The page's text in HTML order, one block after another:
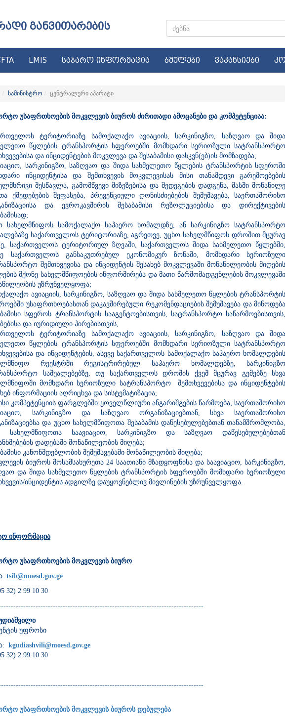
განვითარების
LMIS საჯარო ინფორმაცია ბმულები ვაკანსიები
სამინისტრო ცენტრალური აპარატი
უსაფრთხოების მოკვლევის ბიუროს ძირითადი ამოცანები და კომპეტენციაა:
ტერიტორიაზე სამოქალაქო ავიაციის, სარკინიგზო, საზღვაო და შიდა
წყლების ტრანსპორტის სფეროებში მომხდარი სერიოზული სატრანსპორტო
და ინციდენტების მოკვლევა და შესაბამისი დასკვნ(ებ)ის მომზადება;
სარკინიგზო, საზღვაო და შიდა სახმელეთო წყლების ტრანსპორტის სფეროში
ინციდენტისა და შემთხვევის მოკვლევისას მისი თანამდევი გარემოებების
შესწავლა, გამომწვევი მიზეზებისა და შედეგების დადგენა, მასში მონაწილე
ქმედებების შეფასება, პრევენციული ღონისძიებების შემუშავება, საერთაშორისო
და ევროკავშირის შესაბამისი რეზოლუციებისა და დირექტივების
სახელმწიფოს სამოქალაქო საჰაერო ხომალდზე, ან სარკინიგზო სატრანსპორტო
საქართველოს ტერიტორიაზე, აგრეთვე, უცხო სახელმწიფოს დროშით მცურავ
საქართველოს ტერიტორიულ ზღვაში, საქართველოს შიდა სახმელეთო წყლებში,
საქართველოს განსაკუთრებულ ეკონომიკურ ზონაში, მომხდარი სერიოზული
შემთხვევისა და ინციდენტის შესახებ მოკვლევაში მონაწილეობის მიღების
მქონე სახელმწიფოების ინფორმირება და მათი წარმომადგენლების მოკვლევაში
უზრუნველყოფა;
ავიაციის, სარკინიგზო, საზღვაო და შიდა სახმელეთო წყლების ტრანსპორტის
უსაფრთხოებასთან დაკავშირებული რეკომენდაციების შემუშავება და მიწოდება
სფეროს ტრანსპორტის სააგენტოებისთვის, სატრანსპორტო საწარმოებისთვის,
და იურიდიული პირებისთვის;
ტერიტორიაზე სამოქალაქო ავიაციის, სარკინიგზო, საზღვაო და შიდა
წყლების ტრანსპორტის სფეროებში მომხდარი სერიოზული სატრანსპორტო
და ინციდენტების, ასევე საქართველოს სამოქალაქო საჰაერო ხომალდების
რეესტრში რეგისტრირებულ საჰაერო ხომალდებზე, სარკინიგზო
საშუალებებზე, თუ საქართველოს დროშის ქვეშ მცურავ გემებზე სხვა
მომხდარი სერიოზული სატრანსპორტო შემთხვევებისა და ინციდენტების
ინფორმაციის აღრიცხვა და სისტემატიზაცია;
კომპეტენციის ფარგლებში ყოველწლიური ანგარიშგების წარმოება; საერთაშორისო
სარკინიგზო და საზღვაო ორგანიზაციებთან, სხვა საერთაშორისო
და უცხო სახელმწიფოთა შესაბამის დაწესებულებებთან თანამშრომლობა,
სახელმწიფოთა საავიაციო, სარკინიგზო და საზღვაო დაწესებულებებთან
დადებაში მონაწილეობის მიღება;
კანონმდებლობის შემუშავებაში მონაწილეობის მიღება;
ბიუროს მოსამსახურეთა 24 საათიანი მზადყოფნისა და საავიაციო, სარკინიგზო,
და შიდა სახმელეთო წყლების ტრანსპორტის სფეროებში მომხდარი სერიოზული
ინციდენტის ადგილზე დაუყოვნებლივ მივლინების უზრუნველყოფა.
ინფორმაცია
უსაფრთხოების მოკვლევის ბიურო
tsib@moesd.gov.ge
32) 2 99 10 30
უფროსი
kgudiashvili@moesd.gov.ge
32) 2 99 10 30
უსაფრთხოების მოკვლევის ბიუროს დებულება